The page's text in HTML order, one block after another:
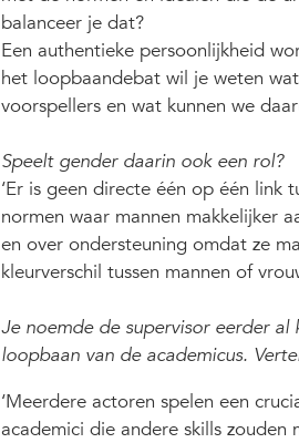
balanceer je dat?
Een authentieke persoonlijkheid
het loopbaandebat wil je weten
voorspellers en wat kunnen we
Speelt gender daarin ook een rol?
‘Er is geen directe één op één
normen waar mannen makkelijker
en over ondersteuning omdat ze
kleurverschil tussen mannen of
Je noemde de supervisor eerder
loopbaan van de academicus.
‘Meerdere actoren spelen een
academici die andere skills